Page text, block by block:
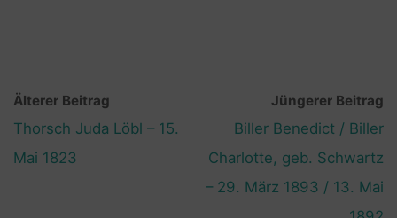
Älterer Beitrag
Thorsch Juda Löbl – 15.
Mai 1823
Jüngerer Beitrag
Biller Benedict / Biller
Charlotte, geb. Schwartz
– 29. März 1893 / 13. Mai